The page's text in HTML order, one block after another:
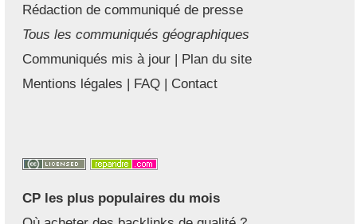
Rédaction de communiqué de presse
Tous les communiqués géographiques
Communiqués mis à jour | Plan du site
Mentions légales | FAQ | Contact
CP les plus populaires du mois